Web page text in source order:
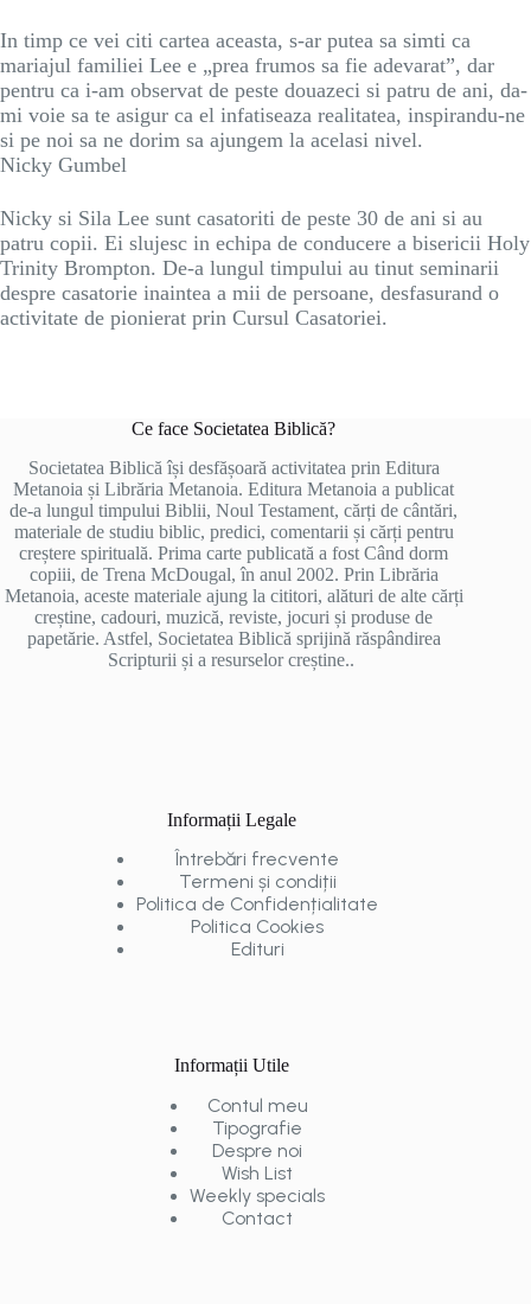
In timp ce vei citi cartea aceasta, s-ar putea sa simti ca
mariajul familiei Lee e „prea frumos sa fie adevarat”, dar
pentru ca i-am observat de peste douazeci si patru de ani, da-
mi voie sa te asigur ca el infatiseaza realitatea, inspirandu-ne
si pe noi sa ne dorim sa ajungem la acelasi nivel.
Nicky Gumbel
Nicky si Sila Lee sunt casatoriti de peste 30 de ani si au
patru copii. Ei slujesc in echipa de conducere a bisericii Holy
Trinity Brompton. De-a lungul timpului au tinut seminarii
despre casatorie inaintea a mii de persoane, desfasurand o
activitate de pionierat prin Cursul Casatoriei.
Ce face Societatea Biblică?
Societatea Biblică își desfășoară activitatea prin Editura
Metanoia și Librăria Metanoia. Editura Metanoia a publicat
de-a lungul timpului Biblii, Noul Testament, cărți de cântări,
materiale de studiu biblic, predici, comentarii și cărți pentru
creștere spirituală. Prima carte publicată a fost Când dorm
copiii, de Trena McDougal, în anul 2002. Prin Librăria
Metanoia, aceste materiale ajung la cititori, alături de alte cărți
creștine, cadouri, muzică, reviste, jocuri și produse de
papetărie. Astfel, Societatea Biblică sprijină răspândirea
Scripturii și a resurselor creștine..
Informații Legale
Întrebări frecvente
Termeni și condiții
Politica de Confidențialitate
Politica Cookies
Edituri
Informații Utile
Contul meu
Tipografie
Despre noi
Wish List
Weekly specials
Contact